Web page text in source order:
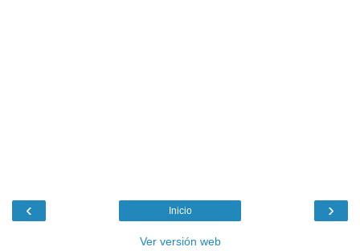
‹ ›
Inicio
Ver versión web